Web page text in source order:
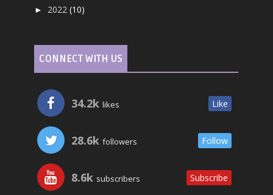
► 2022(10)
CONNECT WITH US
34.2k likes Like
28.6k followers Follow
8.6k subscribers Subscribe